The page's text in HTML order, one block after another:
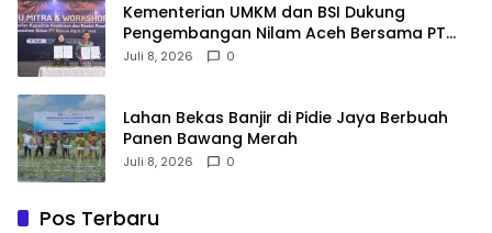
Kementerian UMKM dan BSI Dukung
Pengembangan Nilam Aceh Bersama PT
Razma Agro Jayana
Juli 8, 2026 0
Lahan Bekas Banjir di Pidie Jaya Berbuah
Panen Bawang Merah
Juli 8, 2026 0
Pos Terbaru